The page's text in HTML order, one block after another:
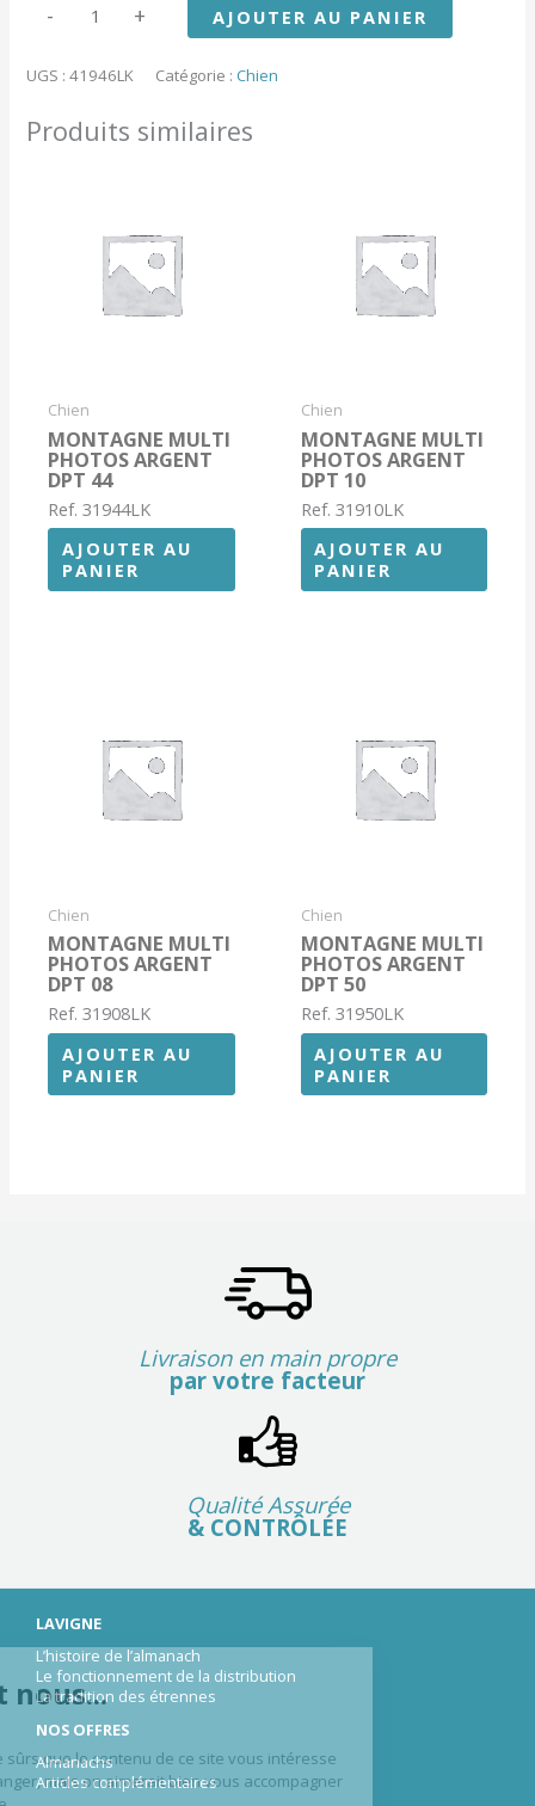
-
MULTI
PHOTOS
DPT
46
+ AJOUTER AU PANIER
UGS :41946LK Catégorie :Chien
Produits similaires
Chien
MONTAGNE MULTI
PHOTOS ARGENT
DPT 44
Ref. 31944LK
AJOUTER AU
PANIER
Chien
MONTAGNE MULTI
PHOTOS ARGENT
DPT 10
Ref. 31910LK
AJOUTER AU
PANIER
Chien
MONTAGNE MULTI
PHOTOS ARGENT
DPT 08
Ref. 31908LK
AJOUTER AU
PANIER
Chien
MONTAGNE MULTI
PHOTOS ARGENT
DPT 50
Ref. 31950LK
AJOUTER AU
PANIER
Livraison en main propre
par votre facteur
Qualité Assurée
& CONTRÔLÉE
LAVIGNE
L’histoire de l’almanach
Le fonctionnement de la distribution
La tradition des étrennes
NOS OFFRES
Almanachs
Articles complémentaires
c'est nous...
Cookies !
attendu d'être sûrs que le contenu
site vous intéresse avant de vous
mais on aimerait bien vous accompagner pendant votre